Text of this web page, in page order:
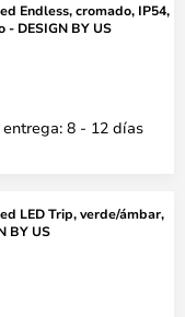
Endless, cromado, IP54,
DESIGN BY US
8 - 12 días
LED Trip, verde/ámbar,
BY US